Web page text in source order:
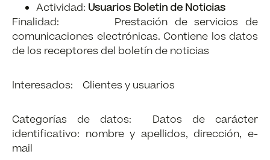
Actividad: Usuarios Boletin de Noticias
Finalidad: Prestación de servicios de
comunicaciones electrónicas. Contiene los datos
de los receptores del boletín de noticias
Interesados: Clientes y usuarios
Categorías de datos: Datos de carácter
identificativo: nombre y apellidos, dirección, e-
mail